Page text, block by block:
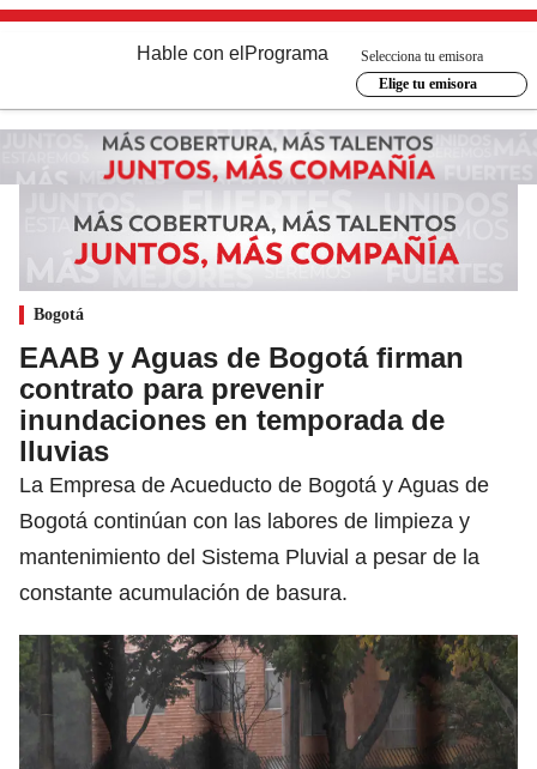
Hable con el Programa
Selecciona tu emisora
Elige tu emisora
Bogotá
EAAB y Aguas de Bogotá firman
contrato para prevenir
inundaciones en temporada de
lluvias
La Empresa de Acueducto de Bogotá y Aguas de
Bogotá continúan con las labores de limpieza y
mantenimiento del Sistema Pluvial a pesar de la
constante acumulación de basura.